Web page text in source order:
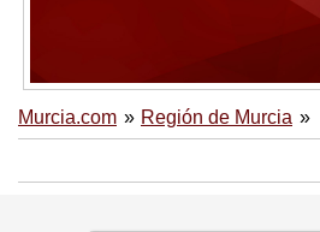
Murcia.com Región de Murcia